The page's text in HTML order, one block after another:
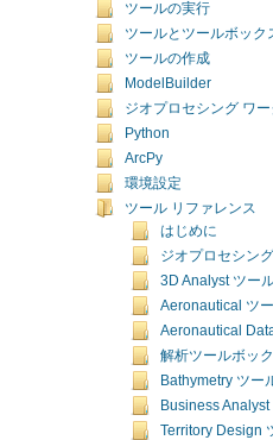
ツールの実行
ツールとツールボック
ツールの作成
ModelBuilder
ジオプロセシング ワー
Python
ArcPy
環境設定
ツール リファレンス
はじめに
ジオプロセシン
3D Analyst ツー
Aeronautical ツ
Aeronautical
解析ツールボッ
Bathymetry ツー
Business Analyst
Territory Design